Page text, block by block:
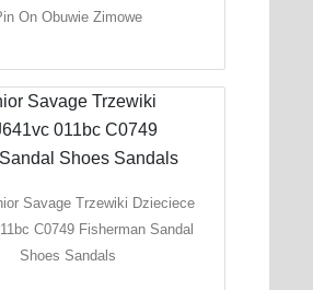
On Obuwie Zimowe
Savage Trzewiki Dzieciece
C0749 Fisherman Sandal
Shoes Sandals